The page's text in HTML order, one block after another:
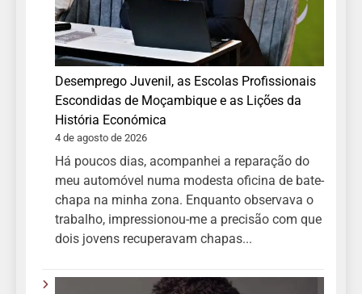
Desemprego Juvenil, as Escolas Profissionais
Escondidas de Moçambique e as Lições da
História Económica
4 de agosto de 2026
Há poucos dias, acompanhei a reparação do
meu automóvel numa modesta oficina de bate-
chapa na minha zona. Enquanto observava o
trabalho, impressionou-me a precisão com que
dois jovens recuperavam chapas...